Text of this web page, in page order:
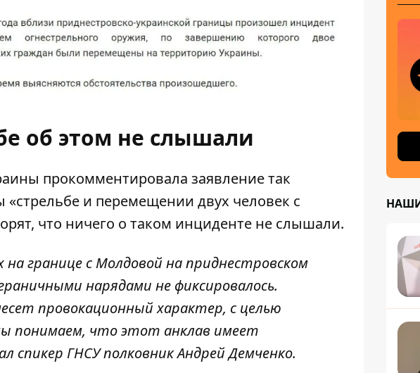
об этом не слышали
прокомментировала заявление так
и перемещении двух человек с
что ничего о таком инциденте не слышали.
границе с Молдовой на приднестровском
нарядами не фиксировалось.
провокационный характер, с целью
понимаем, что этот анклав имеет
спикер ГНСУ полковник Андрей Демченко.